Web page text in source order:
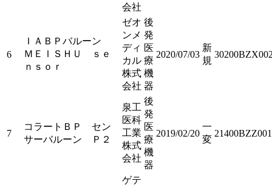
会社
6
ＩＡＢＰバルーン
ＭＥＩＳＨＵ ｓｅ
ｎｓｏｒ
ゼオ
ンメ
ディ
カル
株式
会社
後
発
医
療
機
器
2020/07/03
新
規
7
コラートＢＰ セン
サーバルーン Ｐ２
泉工
医科
工業
株式
会社
後
発
医
療
機
器
2019/02/20
一
変
ゲテ